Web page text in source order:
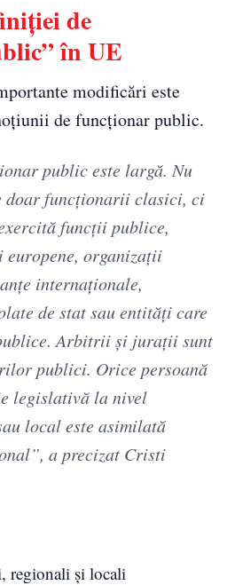
de
în UE
modificări este
de funcționar public.
public este largă. Nu
doar funcționarii clasici, ci
funcții publice,
organizații
internaționale,
de stat sau entități care
Arbitrii și jurații sunt
publici. Orice persoană
legislativă la nivel
local este asimilată
a precizat Cristi
regionali și locali